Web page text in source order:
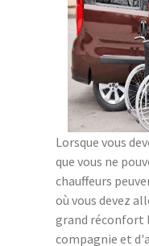
Lorsque vous
que vous ne
chauffeurs
où vous devez
grand réconfort
compagnie et